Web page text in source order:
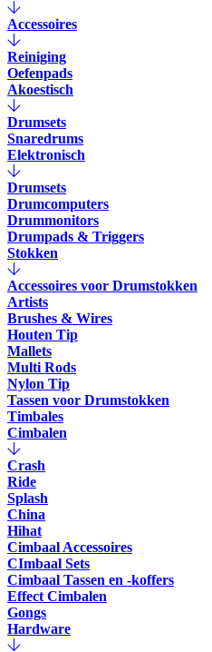
Accessoires
Reiniging
Oefenpads
Akoestisch
Drumsets
Snaredrums
Elektronisch
Drumsets
Drumcomputers
Drummonitors
Drumpads & Triggers
Stokken
Accessoires voor Drumstokken
Artists
Brushes & Wires
Houten Tip
Mallets
Multi Rods
Nylon Tip
Tassen voor Drumstokken
Timbales
Cimbalen
Crash
Ride
Splash
China
Hihat
Cimbaal Accessoires
CImbaal Sets
Cimbaal Tassen en -koffers
Effect Cimbalen
Gongs
Hardware